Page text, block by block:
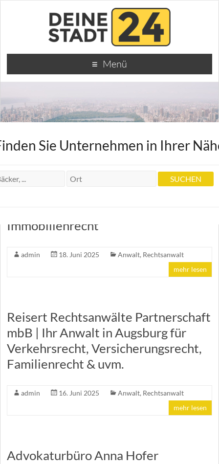
Menü
Sie Unternehmen in Ihrer
Immobilienrecht
admin 18. Juni 2025 Anwalt, Rechtsanwalt
mehr lesen
Reisert Rechtsanwälte Partnerschaft
mbB | Ihr Anwalt in Augsburg für
Verkehrsrecht, Versicherungsrecht,
Familienrecht & uvm.
admin 16. Juni 2025 Anwalt, Rechtsanwalt
mehr lesen
Advokaturbüro Anna Hofer